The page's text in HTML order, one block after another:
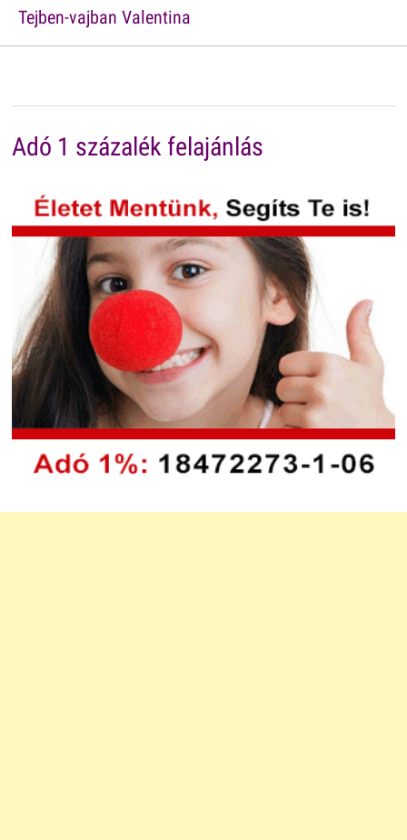
Tejben-vajban Valentina
Adó 1 százalék felajánlás